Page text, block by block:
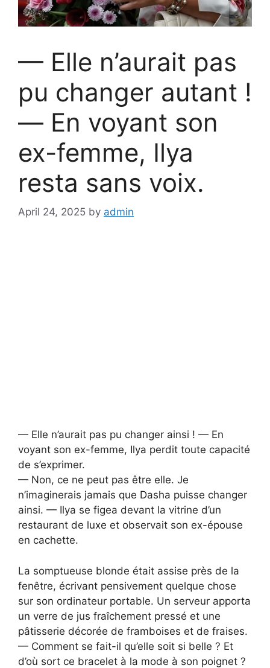
— Elle n’aurait pas
pu changer autant !
— En voyant son
ex-femme, Ilya
resta sans voix.
April 24, 2025 by admin
— Elle n’aurait pas pu changer ainsi ! — En
voyant son ex-femme, Ilya perdit toute capacité
de s’exprimer.
— Non, ce ne peut pas être elle. Je
n’imaginerais jamais que Dasha puisse changer
ainsi. — Ilya se figea devant la vitrine d’un
restaurant de luxe et observait son ex-épouse
en cachette.
La somptueuse blonde était assise près de la
fenêtre, écrivant pensivement quelque chose
sur son ordinateur portable. Un serveur apporta
un verre de jus fraîchement pressé et une
pâtisserie décorée de framboises et de fraises.
— Comment se fait-il qu’elle soit si belle ? Et
d’où sort ce bracelet à la mode à son poignet ?